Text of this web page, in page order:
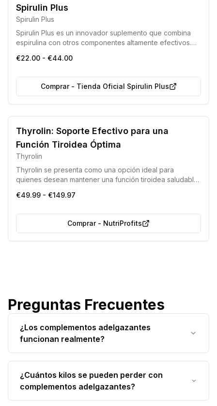
Libre de Organismos Modificados Genéticamente (OMG)
Apto para celíacos (Sin Gluten)
Spirulin Plus
Spirulin Plus
Spirulin Plus es un innovador suplemento que combina
espirulina con otros componentes altamente efectivos.
eliminar el exceso de líquidos y potenciar la vitalidad
€22.00 - €44.00
Comprar- Tienda Oficial Spirulin Plus
Thyrolin: Soporte Efectivo para una
Función Tiroidea Óptima
Thyrolin
Thyrolin se presenta como una opción ideal para
quienes desean mantener una función tiroidea saludable.
eficacia y seguridad, que contribuyen a mejorar el
€49.99 - €149.97
Comprar- NutriProfits
Preguntas Frecuentes
¿Los complementos adelgazantes
funcionan realmente?
Los complementos adelgazantes de calidad
pueden efectivamente ayudarte a perder peso
estimulando el metabolismo, reduciendo el
¿Cuántos kilos se pueden perder con
complementos adelgazantes?